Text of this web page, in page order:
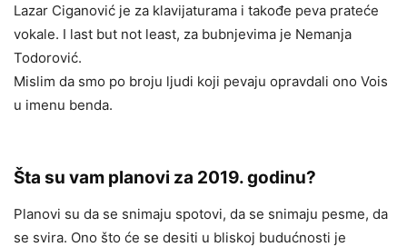
Lazar Ciganović je za klavijaturama i takođe peva prateće
vokale. I last but not least, za bubnjevima je Nemanja
Todorović.
Mislim da smo po broju ljudi koji pevaju opravdali ono Vois
u imenu benda.
Šta su vam planovi za 2019. godinu?
Planovi su da se snimaju spotovi, da se snimaju pesme, da
se svira. Ono što će se desiti u bliskoj budućnosti je